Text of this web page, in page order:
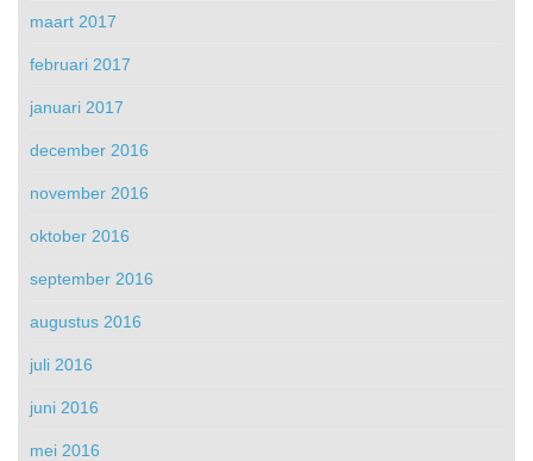
maart 2017
februari 2017
januari 2017
december 2016
november 2016
oktober 2016
september 2016
augustus 2016
juli 2016
juni 2016
mei 2016